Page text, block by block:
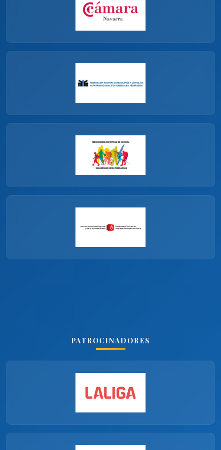
PATROCINADORES